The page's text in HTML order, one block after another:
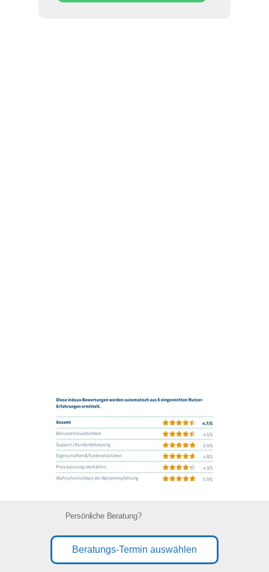
Beratungs-Termin auswählen
Persönliche Beratung?